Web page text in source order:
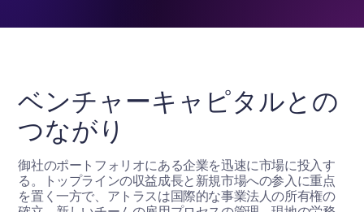
ベンチャーキャピタルとの
つながり
御社のポートフォリオにある企業を迅速に市場に投入す
る。トップラインの収益成長と新規市場への参入に重点
を置く一方で、アトラスは国際的な事業法人の所有権の